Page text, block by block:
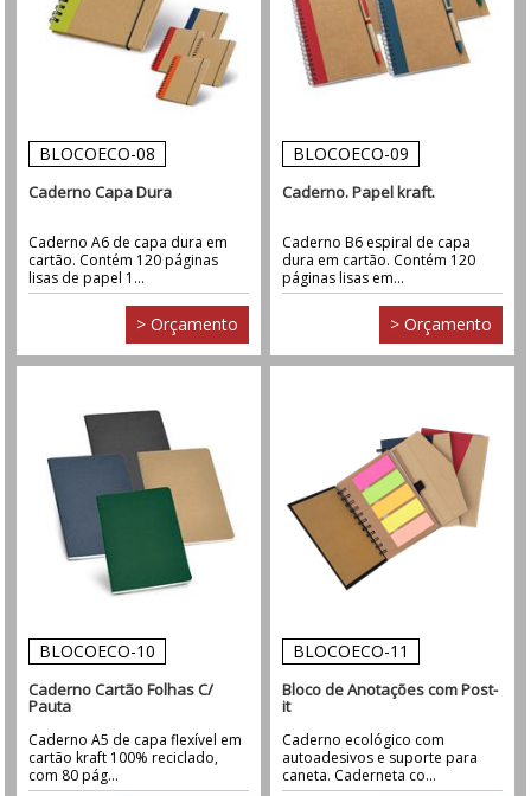
BLOCOECO-08
Caderno Capa Dura
Caderno A6 de capa dura em
cartão. Contém 120 páginas
lisas de papel 1...
> Orçamento
BLOCOECO-09
Caderno. Papel kraft.
Caderno B6 espiral de capa
dura em cartão. Contém 120
páginas lisas em...
> Orçamento
BLOCOECO-10
Caderno Cartão Folhas C/
Pauta
Caderno A5 de capa flexível em
cartão kraft 100% reciclado,
com 80 pág...
BLOCOECO-11
Bloco de Anotações com Post-
it
Caderno ecológico com
autoadesivos e suporte para
caneta. Caderneta co...